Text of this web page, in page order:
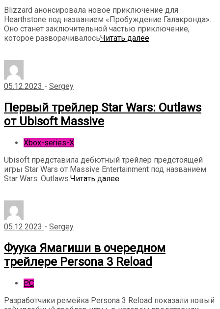
Blizzard анонсировала новое приключение для
Hearthstone под названием «Пробуждение Галакронда».
Оно станет заключительной частью приключение,
которое разворачивалосьЧитать далее
05.12.2023 - Sergey
Первый трейлер Star Wars: Outlaws
от Ubisoft Massive
Xbox-series-X
Ubisoft представила дебютный трейлер предстоящей
игры Star Wars от Massive Entertainment под названием
Star Wars: Outlaws.Читать далее
05.12.2023 - Sergey
Фуука Ямагиши в очередном
трейлере Persona 3 Reload
PC
Разработчики ремейка Persona 3 Reload показали новый